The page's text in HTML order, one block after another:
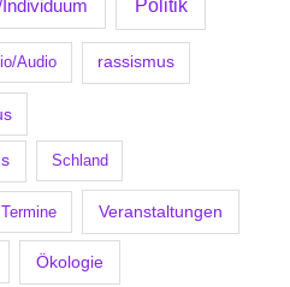
Politik
Audio rassismus
Schland
Termine Veranstaltungen
Ökologie